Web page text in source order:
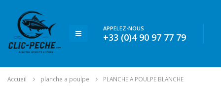
APPELEZ-NOUS
+33 (0)4 90 97 77 79
Accueil planche a poulpe PLANCHE A POULPE BLANCHE